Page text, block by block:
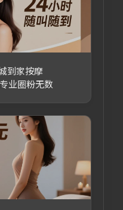
到家按摩
业圈粉无数